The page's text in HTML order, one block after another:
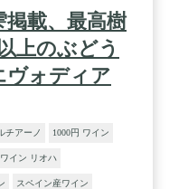
掲載、最高樹
上のぶどう
ヴォディア
チアーノ 1000円 ワイン
ワイン リオハ
スペイン産ワイン